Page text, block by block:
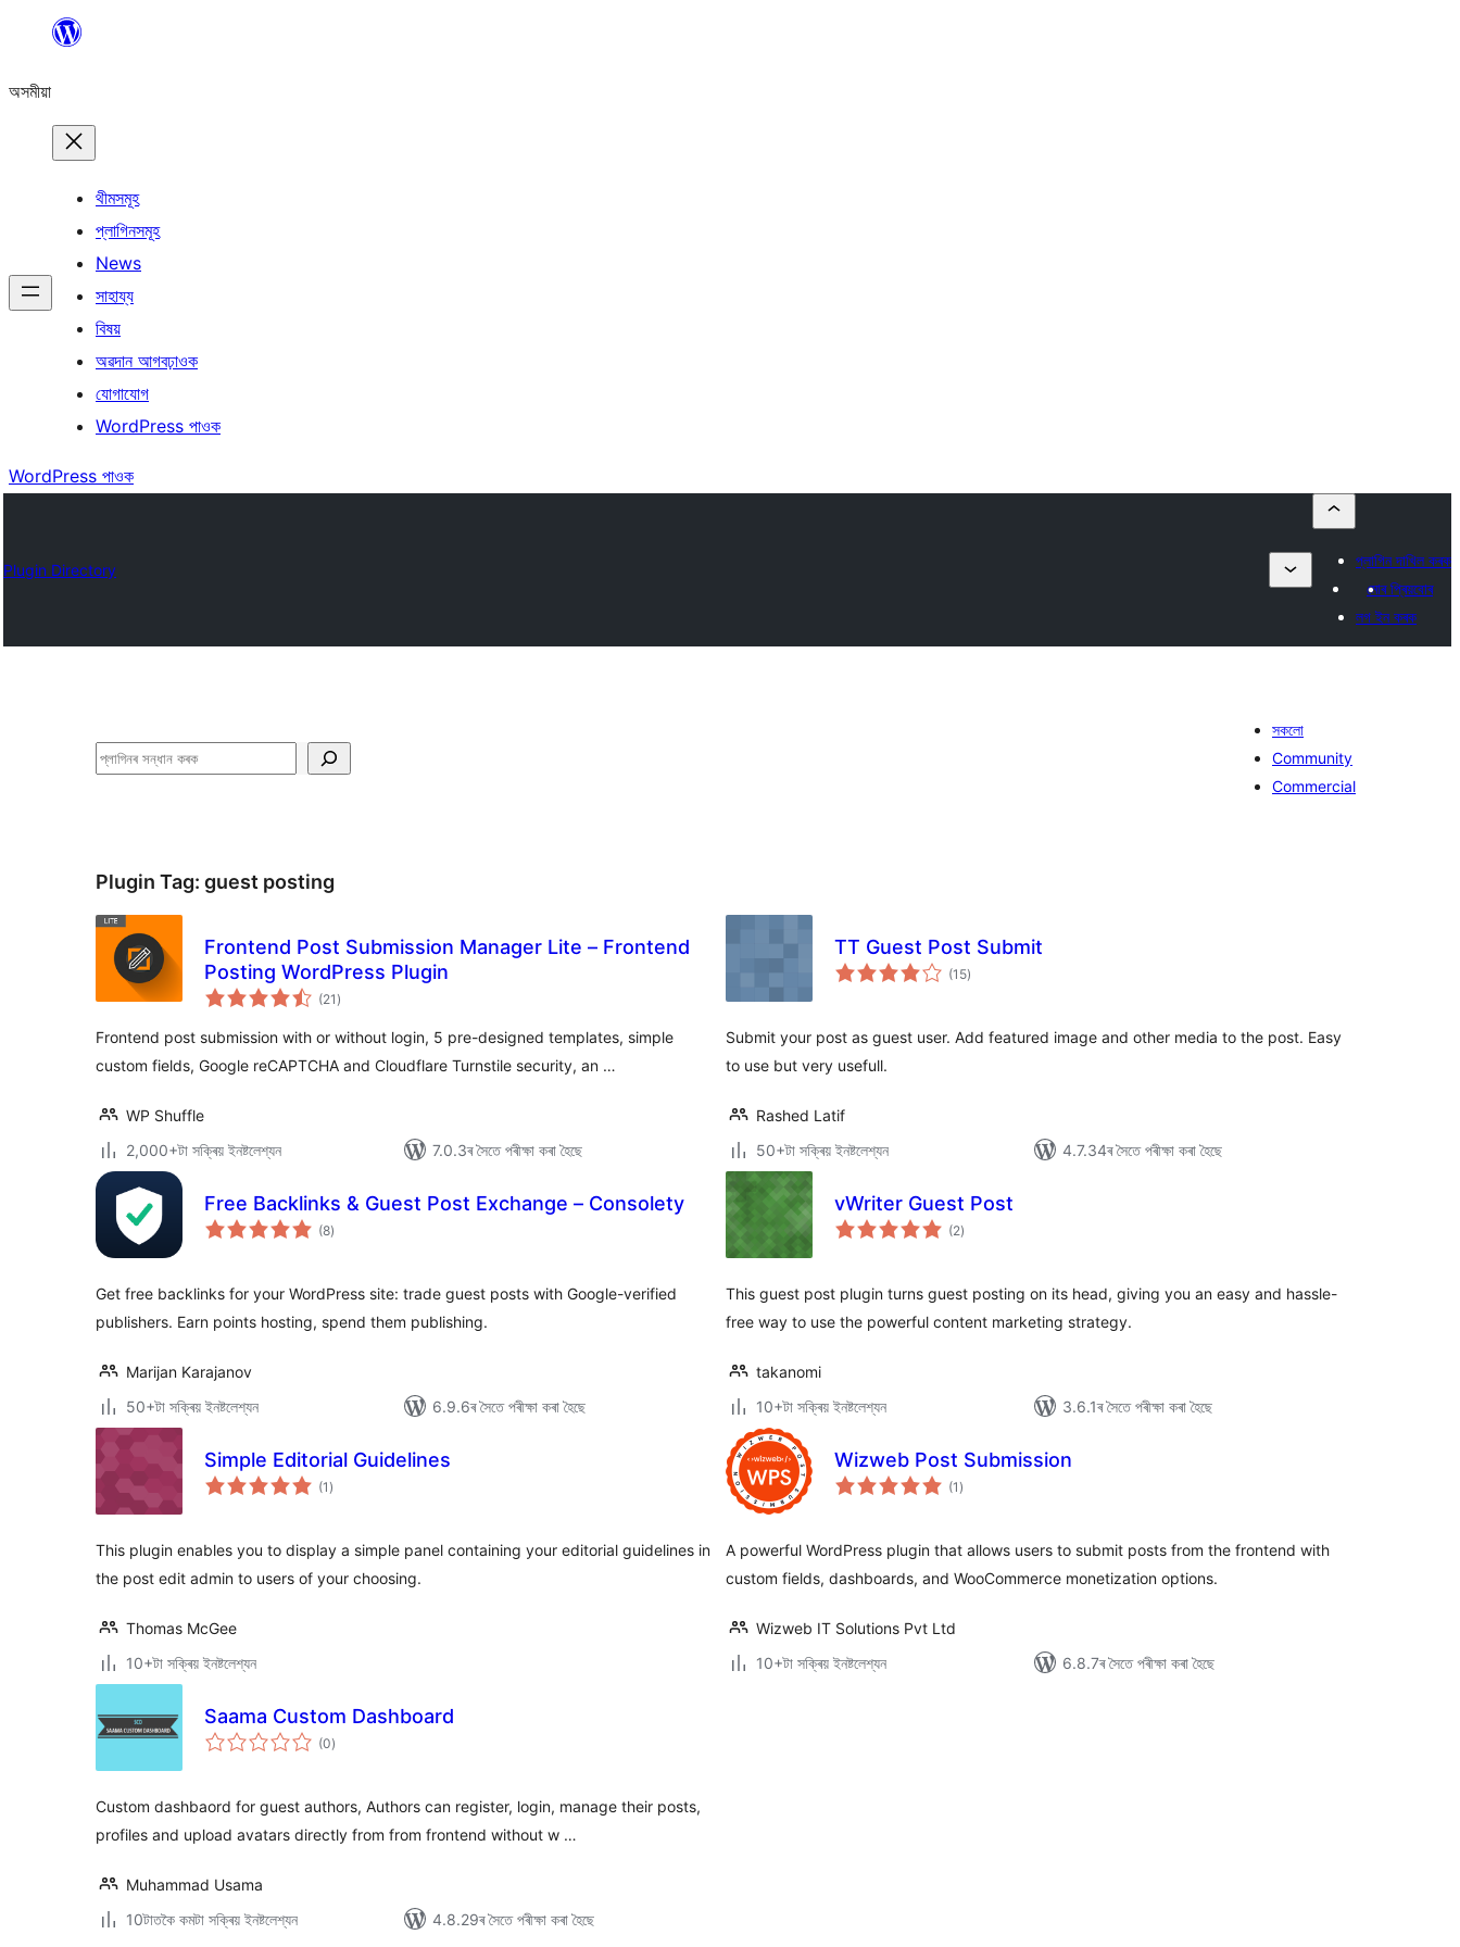
বিষয়বস্তুলৈ
অসমীয়া
থীমসমূহ
প্লাগিনসমূহ
News
সাহায্য
বিষয়
অৱদান আগবঢ়াওক
যোগাযোগ
WordPress পাওক
WordPress পাওক
Plugin Directory
প্লাগিন দাখিল কৰক
মোৰ প্ৰিয়বোৰ
লগ ইন কৰক
সন্ধান
সকলো
Community
Commercial
Plugin Tag: guest posting
Frontend Post Submission Manager Lite – Frontend
Posting WordPress Plugin
(21 টা
মুঠ)
Frontend post submission with or without login, 5 pre-designed templates, simple
custom fields, Google reCAPTCHA and Cloudflare Turnstile security, an …
WP Shuffle
2,000+টা সক্ৰিয় ইনষ্টলেশ্যন
7.0.3ৰ সৈতে পৰীক্ষা কৰা হৈছে
TT Guest Post Submit
(15টা
মুঠ)
Submit your post as guest user. Add featured image and other media to the post. Easy
to use but very usefull.
Rashed Latif
50+টা সক্ৰিয় ইনষ্টলেশ্যন
4.7.34ৰ সৈতে পৰীক্ষা কৰা হৈছে
Free Backlinks & Guest Post Exchange – Consolety
(8টা
মুঠ)
Get free backlinks for your WordPress site: trade guest posts with Google-verified
publishers. Earn points hosting, spend them publishing.
Marijan Karajanov
50+টা সক্ৰিয় ইনষ্টলেশ্যন
6.9.6ৰ সৈতে পৰীক্ষা কৰা হৈছে
vWriter Guest Post
(2টা
মুঠ)
This guest post plugin turns guest posting on its head, giving you an easy and hassle-
free way to use the powerful content marketing strategy.
takanomi
10+টা সক্ৰিয় ইনষ্টলেশ্যন
3.6.1ৰ সৈতে পৰীক্ষা কৰা হৈছে
Simple Editorial Guidelines
(1 টা
মুঠ)
This plugin enables you to display a simple panel containing your editorial guidelines in
the post edit admin to users of your choosing.
Thomas McGee
10+টা সক্ৰিয় ইনষ্টলেশ্যন
Wizweb Post Submission
(1 টা
মুঠ)
A powerful WordPress plugin that allows users to submit posts from the frontend with
custom fields, dashboards, and WooCommerce monetization options.
Wizweb IT Solutions Pvt Ltd
10+টা সক্ৰিয় ইনষ্টলেশ্যন
6.8.7ৰ সৈতে পৰীক্ষা কৰা হৈছে
Saama Custom Dashboard
(0টা
মুঠ)
Custom dashbaord for guest authors, Authors can register, login, manage their posts,
profiles and upload avatars directly from from frontend without w …
Muhammad Usama
10টাতকৈ কমটা সক্ৰিয় ইনষ্টলেশ্যন
4.8.29ৰ সৈতে পৰীক্ষা কৰা হৈছে